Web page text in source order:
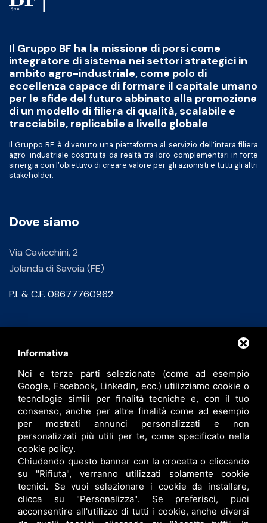
Il Gruppo BF ha la missione di porsi come
integratore di sistema nei settori strategici in
ambito agro-industriale, come polo di
eccellenza capace di formare il capitale umano
per le sfide del futuro abbinato alla promozione
di un modello di filiera di qualità, scalabile e
tracciabile, replicabile a livello globale
Il Gruppo BF è divenuto una piattaforma al servizio dell’intera filiera
agro-industriale costituita da realtà tra loro complementari in forte
sinergia con l’obiettivo di creare valore per gli azionisti e tutti gli altri
stakeholder.
Dove siamo
Via Cavicchini, 2
Jolanda di Savoia (FE)
P.I. & C.F. 08677760962
info@bfspa.it
+39 0532 836102
Lavora con noi
Informativa
Noi e terze parti selezionate (come ad esempio
Google, Facebook, LinkedIn, ecc.) utilizziamo cookie o
tecnologie simili per finalità tecniche e, con il tuo
consenso, anche per altre finalità come ad esempio
per mostrati annunci personalizzati e non
personalizzati più utili per te, come specificato nella
cookie policy.
Chiudendo questo banner con la crocetta o cliccando
su "Rifiuta", verranno utilizzati solamente cookie
tecnici. Se vuoi selezionare i cookie da installare,
clicca su "Personalizza". Se preferisci, puoi
acconsentire all'utilizzo di tutti i cookie, anche diversi